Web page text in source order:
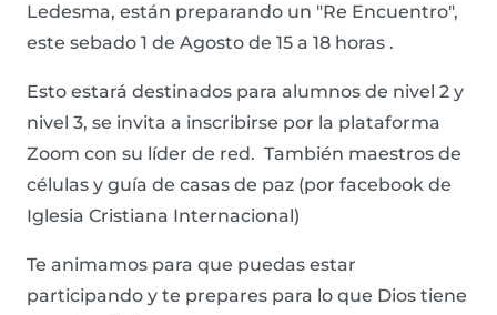
Ledesma, están preparando un "Re Encuentro",
este sebado 1 de Agosto de 15 a 18 horas .
Esto estará destinados para alumnos de nivel 2 y
nivel 3, se invita a inscribirse por la plataforma
Zoom con su líder de red. También maestros de
células y guía de casas de paz (por facebook de
Iglesia Cristiana Internacional)
Te animamos para que puedas estar
participando y te prepares para lo que Dios tiene